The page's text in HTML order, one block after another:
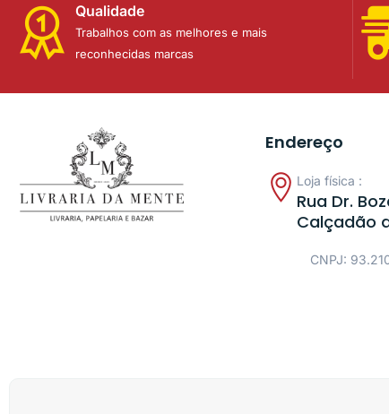
Qualidade
Trabalhos com as melhores e mais
reconhecidas marcas
Endereço
Loja física :
Rua Dr.
Calçadão
CNPJ: